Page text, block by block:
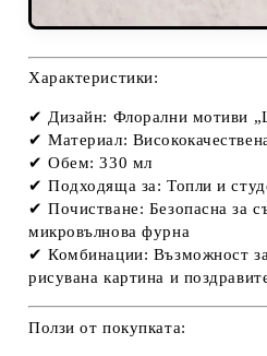
Характеристики:
✔ Дизайн: Флорални мотиви
✔Материал:
✔Обем: 330 мл
✔Подходяща за: Топли и
✔Почистване: Безопасна за
микровълнова фурна
✔Комбинации: Възможност
рисувана картина и
Ползи от покупката: